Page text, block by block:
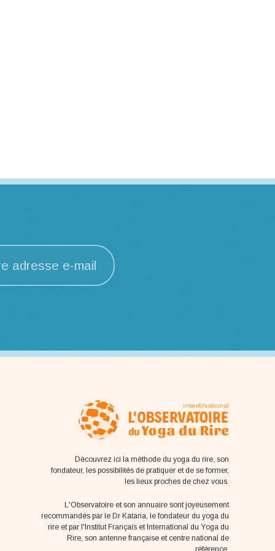
adresse e-mail
Découvrez ici la méthode du yoga du rire, son
fondateur, les possibilités de pratiquer et de se former,
les lieux proches de chez vous.
L'Observatoire et son annuaire sont joyeusement
recommandés par le Dr Kataria, le fondateur du yoga du
rire et par l'Institut Français et International du Yoga du
Rire, son antenne française et centre national de
référence.